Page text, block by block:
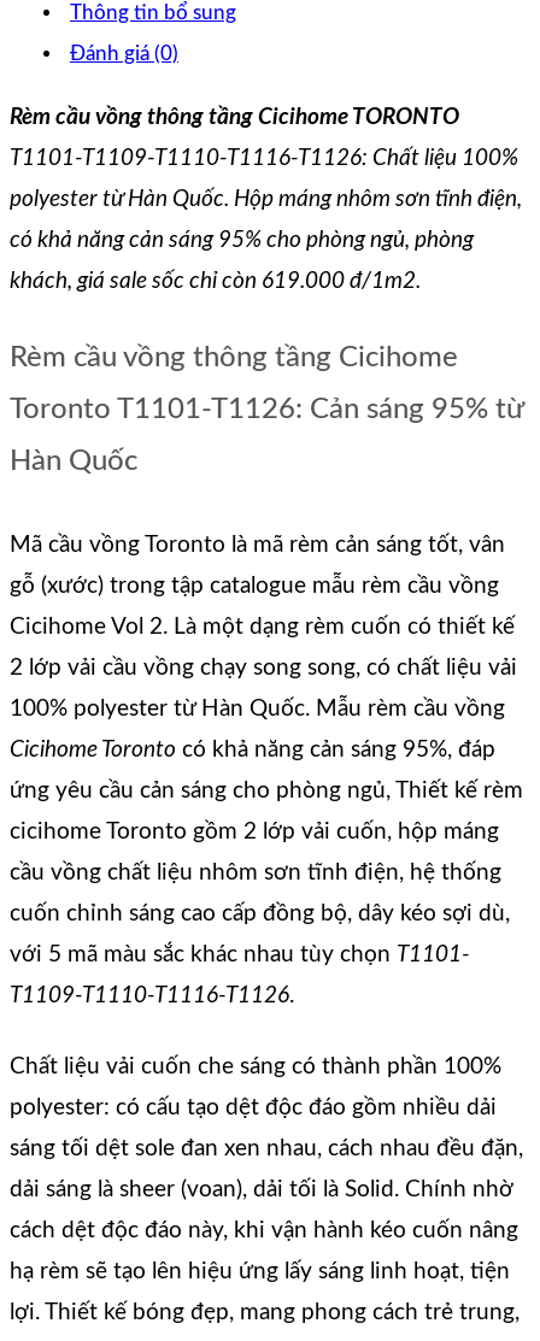
Thông tin bổ sung
Đánh giá (0)
Rèm cầu vồng thông tầng Cicihome TORONTO
T1101-T1109-T1110-T1116-T1126: Chất liệu 100%
polyester từ Hàn Quốc. Hộp máng nhôm sơn tĩnh điện,
có khả năng cản sáng 95% cho phòng ngủ, phòng
khách, giá sale sốc chỉ còn 619.000 đ/1m2.
Rèm cầu vồng thông tầng Cicihome
Toronto T1101-T1126: Cản sáng 95% từ
Hàn Quốc
Mã cầu vồng Toronto là mã rèm cản sáng tốt, vân
gỗ (xước) trong tập catalogue mẫu rèm cầu vồng
Cicihome Vol 2. Là một dạng rèm cuốn có thiết kế
2 lớp vải cầu vồng chạy song song, có chất liệu vải
100% polyester từ Hàn Quốc. Mẫu rèm cầu vồng
Cicihome Toronto có khả năng cản sáng 95%, đáp
ứng yêu cầu cản sáng cho phòng ngủ, Thiết kế rèm
cicihome Toronto gồm 2 lớp vải cuốn, hộp máng
cầu vồng chất liệu nhôm sơn tĩnh điện, hệ thống
cuốn chỉnh sáng cao cấp đồng bộ, dây kéo sợi dù,
với 5 mã màu sắc khác nhau tùy chọn T1101-
T1109-T1110-T1116-T1126.
Chất liệu vải cuốn che sáng có thành phần 100%
polyester: có cấu tạo dệt độc đáo gồm nhiều dải
sáng tối dệt sole đan xen nhau, cách nhau đều đặn,
dải sáng là sheer (voan), dải tối là Solid. Chính nhờ
cách dệt độc đáo này, khi vận hành kéo cuốn nâng
hạ rèm sẽ tạo lên hiệu ứng lấy sáng linh hoạt, tiện
lợi. Thiết kế bóng đẹp, mang phong cách trẻ trung,